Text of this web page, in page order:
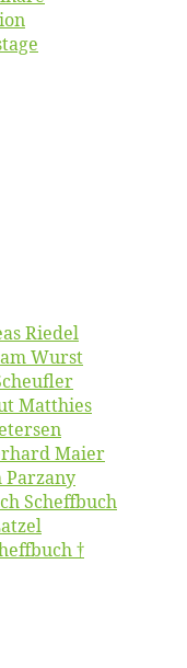
Riedel
Wurst
Matthies
Maier
Parzany
Scheffbuch
†